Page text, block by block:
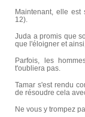
Maintenant, elle est
12).
Juda a promis que
que l'éloigner et
Parfois, les
t'oubliera pas.
Tamar s'est rendu
de résoudre cela
Ne vous y trompez